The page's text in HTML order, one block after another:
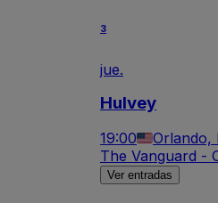
3
jue.
Hulvey
19:00 Orlando,
The Vanguard -
Ver entradas